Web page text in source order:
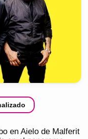
en Aielo de Malferit